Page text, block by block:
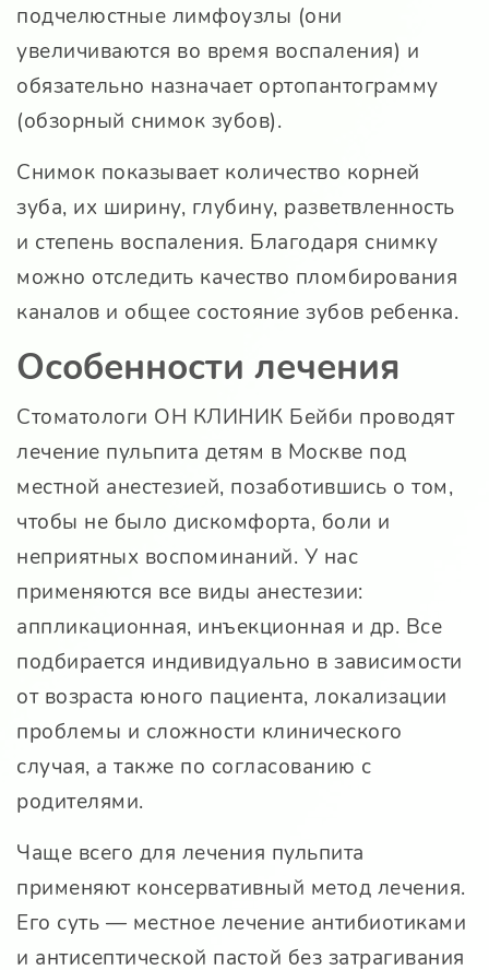
подчелюстные лимфоузлы (они
увеличиваются во время воспаления) и
обязательно назначает ортопантограмму
(обзорный снимок зубов).
Снимок показывает количество корней
зуба, их ширину, глубину, разветвленность
и степень воспаления. Благодаря снимку
можно отследить качество пломбирования
каналов и общее состояние зубов ребенка.
Особенности лечения
Стоматологи ОН КЛИНИК Бейби проводят
лечение пульпита детям в Москве под
местной анестезией, позаботившись о том,
чтобы не было дискомфорта, боли и
неприятных воспоминаний. У нас
применяются все виды анестезии:
аппликационная, инъекционная и др. Все
подбирается индивидуально в зависимости
от возраста юного пациента, локализации
проблемы и сложности клинического
случая, а также по согласованию с
родителями.
Чаще всего для лечения пульпита
применяют консервативный метод лечения.
Его суть — местное лечение антибиотиками
и антисептической пастой без затрагивания